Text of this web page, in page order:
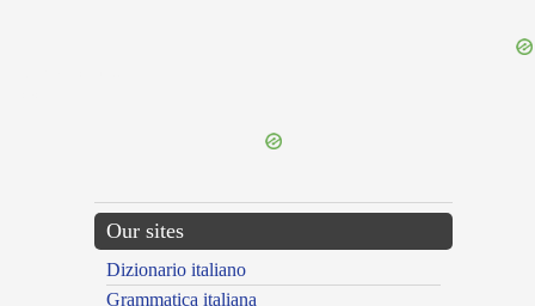
Our sites
Dizionario italiano
Grammatica italiana